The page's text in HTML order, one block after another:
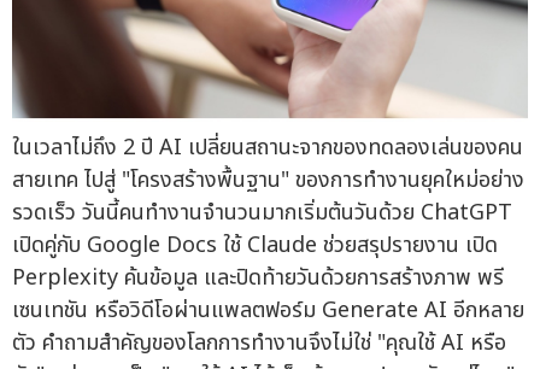
ในเวลาไม่ถึง 2 ปี AI เปลี่ยนสถานะจากของทดลองเล่นของคน
สายเทค ไปสู่ "โครงสร้างพื้นฐาน" ของการทำงานยุคใหม่อย่าง
รวดเร็ว วันนี้คนทำงานจำนวนมากเริ่มต้นวันด้วย ChatGPT
เปิดคู่กับ Google Docs ใช้ Claude ช่วยสรุปรายงาน เปิด
Perplexity ค้นข้อมูล และปิดท้ายวันด้วยการสร้างภาพ พรี
เซนเทชัน หรือวิดีโอผ่านแพลตฟอร์ม Generate AI อีกหลาย
ตัว คำถามสำคัญของโลกการทำงานจึงไม่ใช่ "คุณใช้ AI หรือ